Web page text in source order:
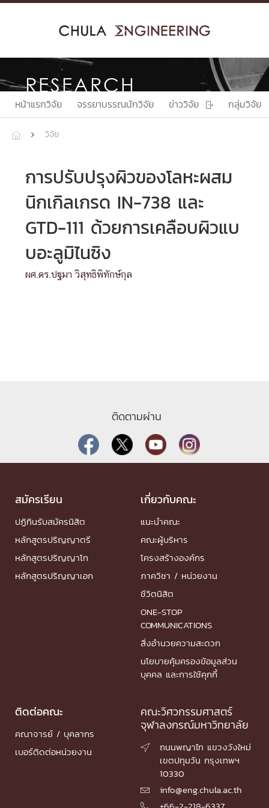
Skip
RESEARCH
หน้าแรกวิจัย จรรยาบรรณนักวิจัย ข่าววิจัย  กลุ่มวิจัย
  วิจัย
การปรับปรุงผิวของโลหะผสม
นิกเกิลเกรด IN-738 และ
GTD-111 ด้วยการเคลือบผิวแบ
บอะลูมิไนซิง
ผศ.ดร.ปฐมา วิสุทธิพิทักษ์กุล
ติดตามผ่าน
สมัครเรียน
ปฏิทินรับสมัครนิสิต
หลักสูตรปริญญาตรี
หลักสูตรปริญญาโท
หลักสูตรปริญญาเอก
เกี่ยวกับคณะ
แนะนำคณะ
คณะผู้บริหาร
โครงสร้างองค์กร
ภาควิชา / หน่วยงาน
ชีวิตนิสิต
ONE-STOP
COMMUNICATIONS
สิ่งอำนวยความสะดวก
นโยบายคุ้มครองข้อมูลส่วน
บุคคล และการใช้คุกกี้
ติดต่อคณะ
คณาจารย์ / บุคลากร
เบอร์ติดต่อหน่วยงาน
คณะวิศวกรรมศาสตร์
จุฬาลงกรณ์มหาวิทยาลัย

ถนนพญาไท แขวงวังใหม่
เขตปทุมวัน กรุงเทพฯ
10330
 info@eng.chula.ac.th